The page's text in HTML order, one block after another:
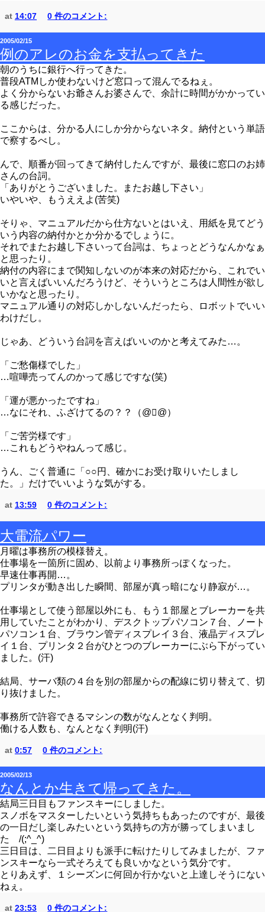
at 14:07 0 件のコメント:
2005/02/15
例のアレのお金を支払ってきた
朝のうちに銀行へ行ってきた。
普段ATMしか使わないけど窓口って混んでるねぇ。
よく分からないお爺さんお婆さんで、余計に時間がかかってい
る感じだった。
ここからは、分かる人にしか分からないネタ。納付という単語
で察するべし。
んで、順番が回ってきて納付したんですが、最後に窓口のお姉
さんの台詞。
「ありがとうございました。またお越し下さい」
いやいや、もうええよ(苦笑)
そりゃ、マニュアルだから仕方ないとはいえ、用紙を見てどう
いう内容の納付かとか分かるでしょうに。
それでまたお越し下さいって台詞は、ちょっとどうなんかなぁ
と思ったり。
納付の内容にまで関知しないのが本来の対応だから、これでい
いと言えばいいんだろうけど、そういうところは人間性が欲し
いかなと思ったり。
マニュアル通りの対応しかしないんだったら、ロボットでいい
わけだし。
じゃあ、どういう台詞を言えばいいのかと考えてみた…。
「ご愁傷様でした」
…喧嘩売ってんのかって感じですな(笑)
「運が悪かったですね」
…なにそれ、ふざけてるの？？（@@）
「ご苦労様です」
…これもどうやねんって感じ。
うん、ごく普通に「○○円、確かにお受け取りいたしまし
た。」だけでいいような気がする。
at 13:59 0 件のコメント:
大電流パワー
月曜は事務所の模様替え。
仕事場を一箇所に固め、以前より事務所っぽくなった。
早速仕事再開…。
プリンタが動き出した瞬間、部屋が真っ暗になり静寂が…。
仕事場として使う部屋以外にも、もう１部屋とブレーカーを共
用していたことがわかり、デスクトップパソコン７台、ノート
パソコン１台、ブラウン管ディスプレイ３台、液晶ディスプレ
イ１台、プリンタ２台がひとつのブレーカーにぶら下がってい
ました。(汗)
結局、サーバ類の４台を別の部屋からの配線に切り替えて、切
り抜けました。
事務所で許容できるマシンの数がなんとなく判明。
働ける人数も、なんとなく判明(汗)
at 0:57 0 件のコメント:
2005/02/13
なんとか生きて帰ってきた。
結局三日目もファンスキーにしました。
スノボをマスターしたいという気持ちもあったのですが、最後
の一日だし楽しみたいという気持ちの方が勝ってしまいまし
た /(;^_^)
三日目は、二日目よりも派手に転けたりしてみましたが、ファ
ンスキーなら一式そろえても良いかなという気分です。
とりあえず、１シーズンに何回か行かないと上達しそうにない
ねぇ。
at 23:53 0 件のコメント: